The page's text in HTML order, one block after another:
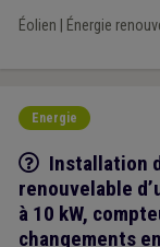
Éolien Énergie
Energie
Q/R
Installation
renouvelable
à 10 kW,
changements